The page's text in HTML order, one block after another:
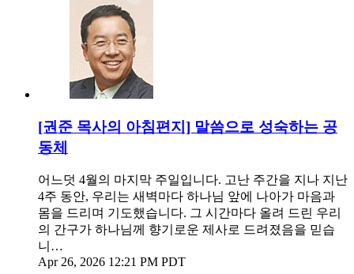
[권준 목사의 아침편지] 말씀으로 성숙하는 공
동체
어느덧 4월의 마지막 주일입니다. 고난 주간을 지나 지난
4주 동안, 우리는 새벽마다 하나님 앞에 나아가 마음과
몸을 드리며 기도했습니다. 그 시간마다 올려 드린 우리
의 간구가 하나님께 향기로운 제사로 드려졌음을 믿습
니…
Apr 26, 2026 12:21 PM PDT